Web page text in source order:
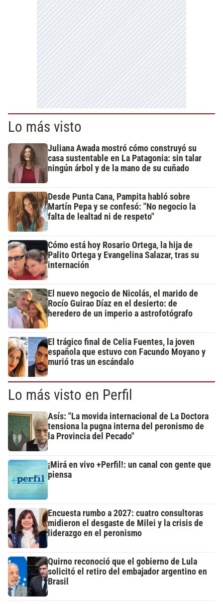
Lo más visto
Juliana Awada mostró cómo construyó su
casa sustentable en La Patagonia: sin talar
ningún árbol y de la mano de su cuñado
Desde Punta Cana, Pampita habló sobre
Martín Pepa y se confesó: "No negocio la
falta de lealtad ni de respeto"
Cómo está hoy Rosario Ortega, la hija de
Palito Ortega y Evangelina Salazar, tras su
internación
El nuevo negocio de Nicolás, el marido de
Rocío Guirao Díaz en el desierto: de
heredero de un imperio a astrofotógrafo
El trágico final de Celia Fuentes, la joven
española que estuvo con Facundo Moyano y
murió tras un escándalo
Lo más visto en Perfil
Asís: "La movida internacional de La Doctora
tensiona la pugna interna del peronismo de
la Provincia del Pecado"
¡Mirá en vivo +Perfil!: un canal con gente que
piensa
Encuesta rumbo a 2027: cuatro consultoras
midieron el desgaste de Milei y la crisis de
liderazgo en el peronismo
Quirno reconoció que el gobierno de Lula
solicitó el retiro del embajador argentino en
Brasil